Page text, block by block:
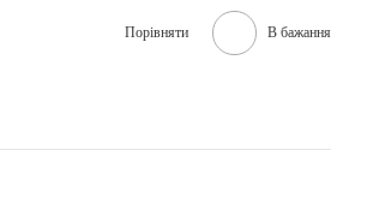
Порівняти В бажання